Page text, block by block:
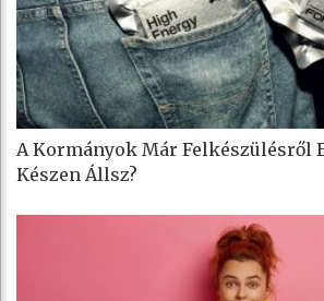
A Kormányok Már Felkészülésről
Készen Állsz?